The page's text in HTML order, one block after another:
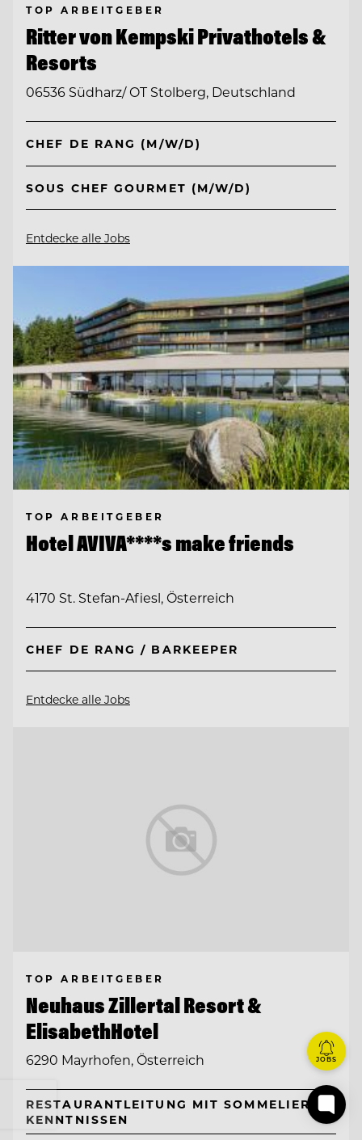
TOP ARBEITGEBER
Ritter von Kempski Privathotels &
Resorts
06536 Südharz/ OT Stolberg, Deutschland
CHEF DE RANG (M/W/D)
SOUS CHEF GOURMET (M/W/D)
Entdecke alle Jobs
TOP ARBEITGEBER
Hotel AVIVA****s make friends
4170 St. Stefan-Afiesl, Österreich
CHEF DE RANG / BARKEEPER
Entdecke alle Jobs
TOP ARBEITGEBER
Neuhaus Zillertal Resort &
ElisabethHotel
6290 Mayrhofen, Österreich
RESTAURANTLEITUNG MIT SOMMELIER-
KENNTNISSEN
JOBS